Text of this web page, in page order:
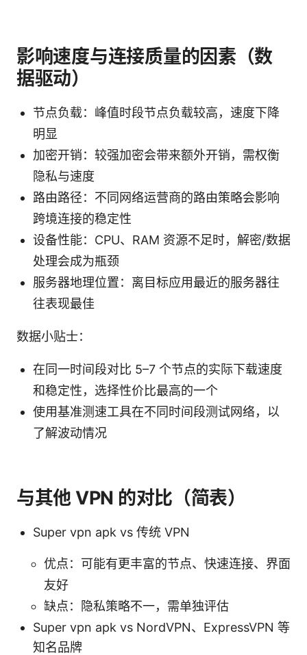
影响速度与连接质量的因素（数
据驱动）
节点负载：峰值时段节点负载较高，速度下降
明显
加密开销：较强加密会带来额外开销，需权衡
隐私与速度
路由路径：不同网络运营商的路由策略会影响
跨境连接的稳定性
设备性能：CPU、RAM 资源不足时，解密/数据
处理会成为瓶颈
服务器地理位置：离目标应用最近的服务器往
往表现最佳
数据小贴士：
在同一时间段对比 5–7 个节点的实际下载速度
和稳定性，选择性价比最高的一个
使用基准测速工具在不同时间段测试网络，以
了解波动情况
与其他 VPN 的对比（简表）
Super vpn apk vs 传统 VPN
优点：可能有更丰富的节点、快速连接、界面
友好
缺点：隐私策略不一，需单独评估
Super vpn apk vs NordVPN、ExpressVPN 等
知名品牌